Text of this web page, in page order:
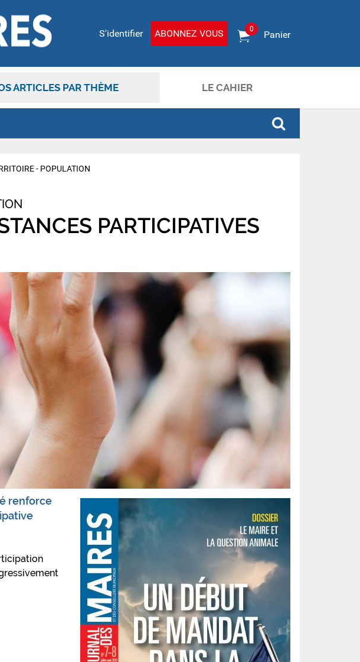
S'identifier ABONNEZ VOUS Panier
0
ARTICLES PAR THÈME LE CAHIER
- POPULATION
PARTICIPATIVES
renforce